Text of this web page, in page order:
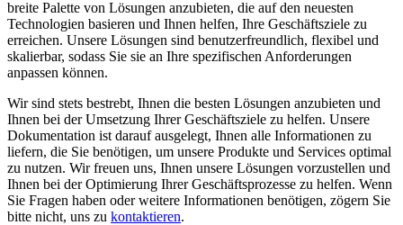
breite Palette von Lösungen anzubieten, die auf den neuesten
Technologien basieren und Ihnen helfen, Ihre Geschäftsziele zu
erreichen. Unsere Lösungen sind benutzerfreundlich, flexibel und
skalierbar, sodass Sie sie an Ihre spezifischen Anforderungen
anpassen können.
Wir sind stets bestrebt, Ihnen die besten Lösungen anzubieten und
Ihnen bei der Umsetzung Ihrer Geschäftsziele zu helfen. Unsere
Dokumentation ist darauf ausgelegt, Ihnen alle Informationen zu
liefern, die Sie benötigen, um unsere Produkte und Services optimal
zu nutzen. Wir freuen uns, Ihnen unsere Lösungen vorzustellen und
Ihnen bei der Optimierung Ihrer Geschäftsprozesse zu helfen. Wenn
Sie Fragen haben oder weitere Informationen benötigen, zögern Sie
bitte nicht, uns zu kontaktieren.